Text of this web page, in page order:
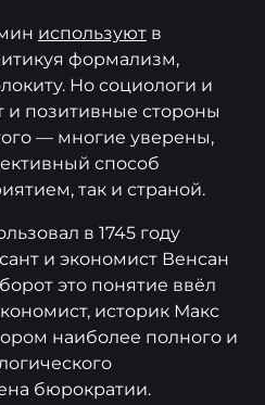
используют в
формализм,
Но социологи и
и позитивные стороны
— многие уверены,
способ
так и страной.
в 1745 году
и экономист Венсан
это понятие ввёл
историк Макс
наиболее полного и
бюрократии.